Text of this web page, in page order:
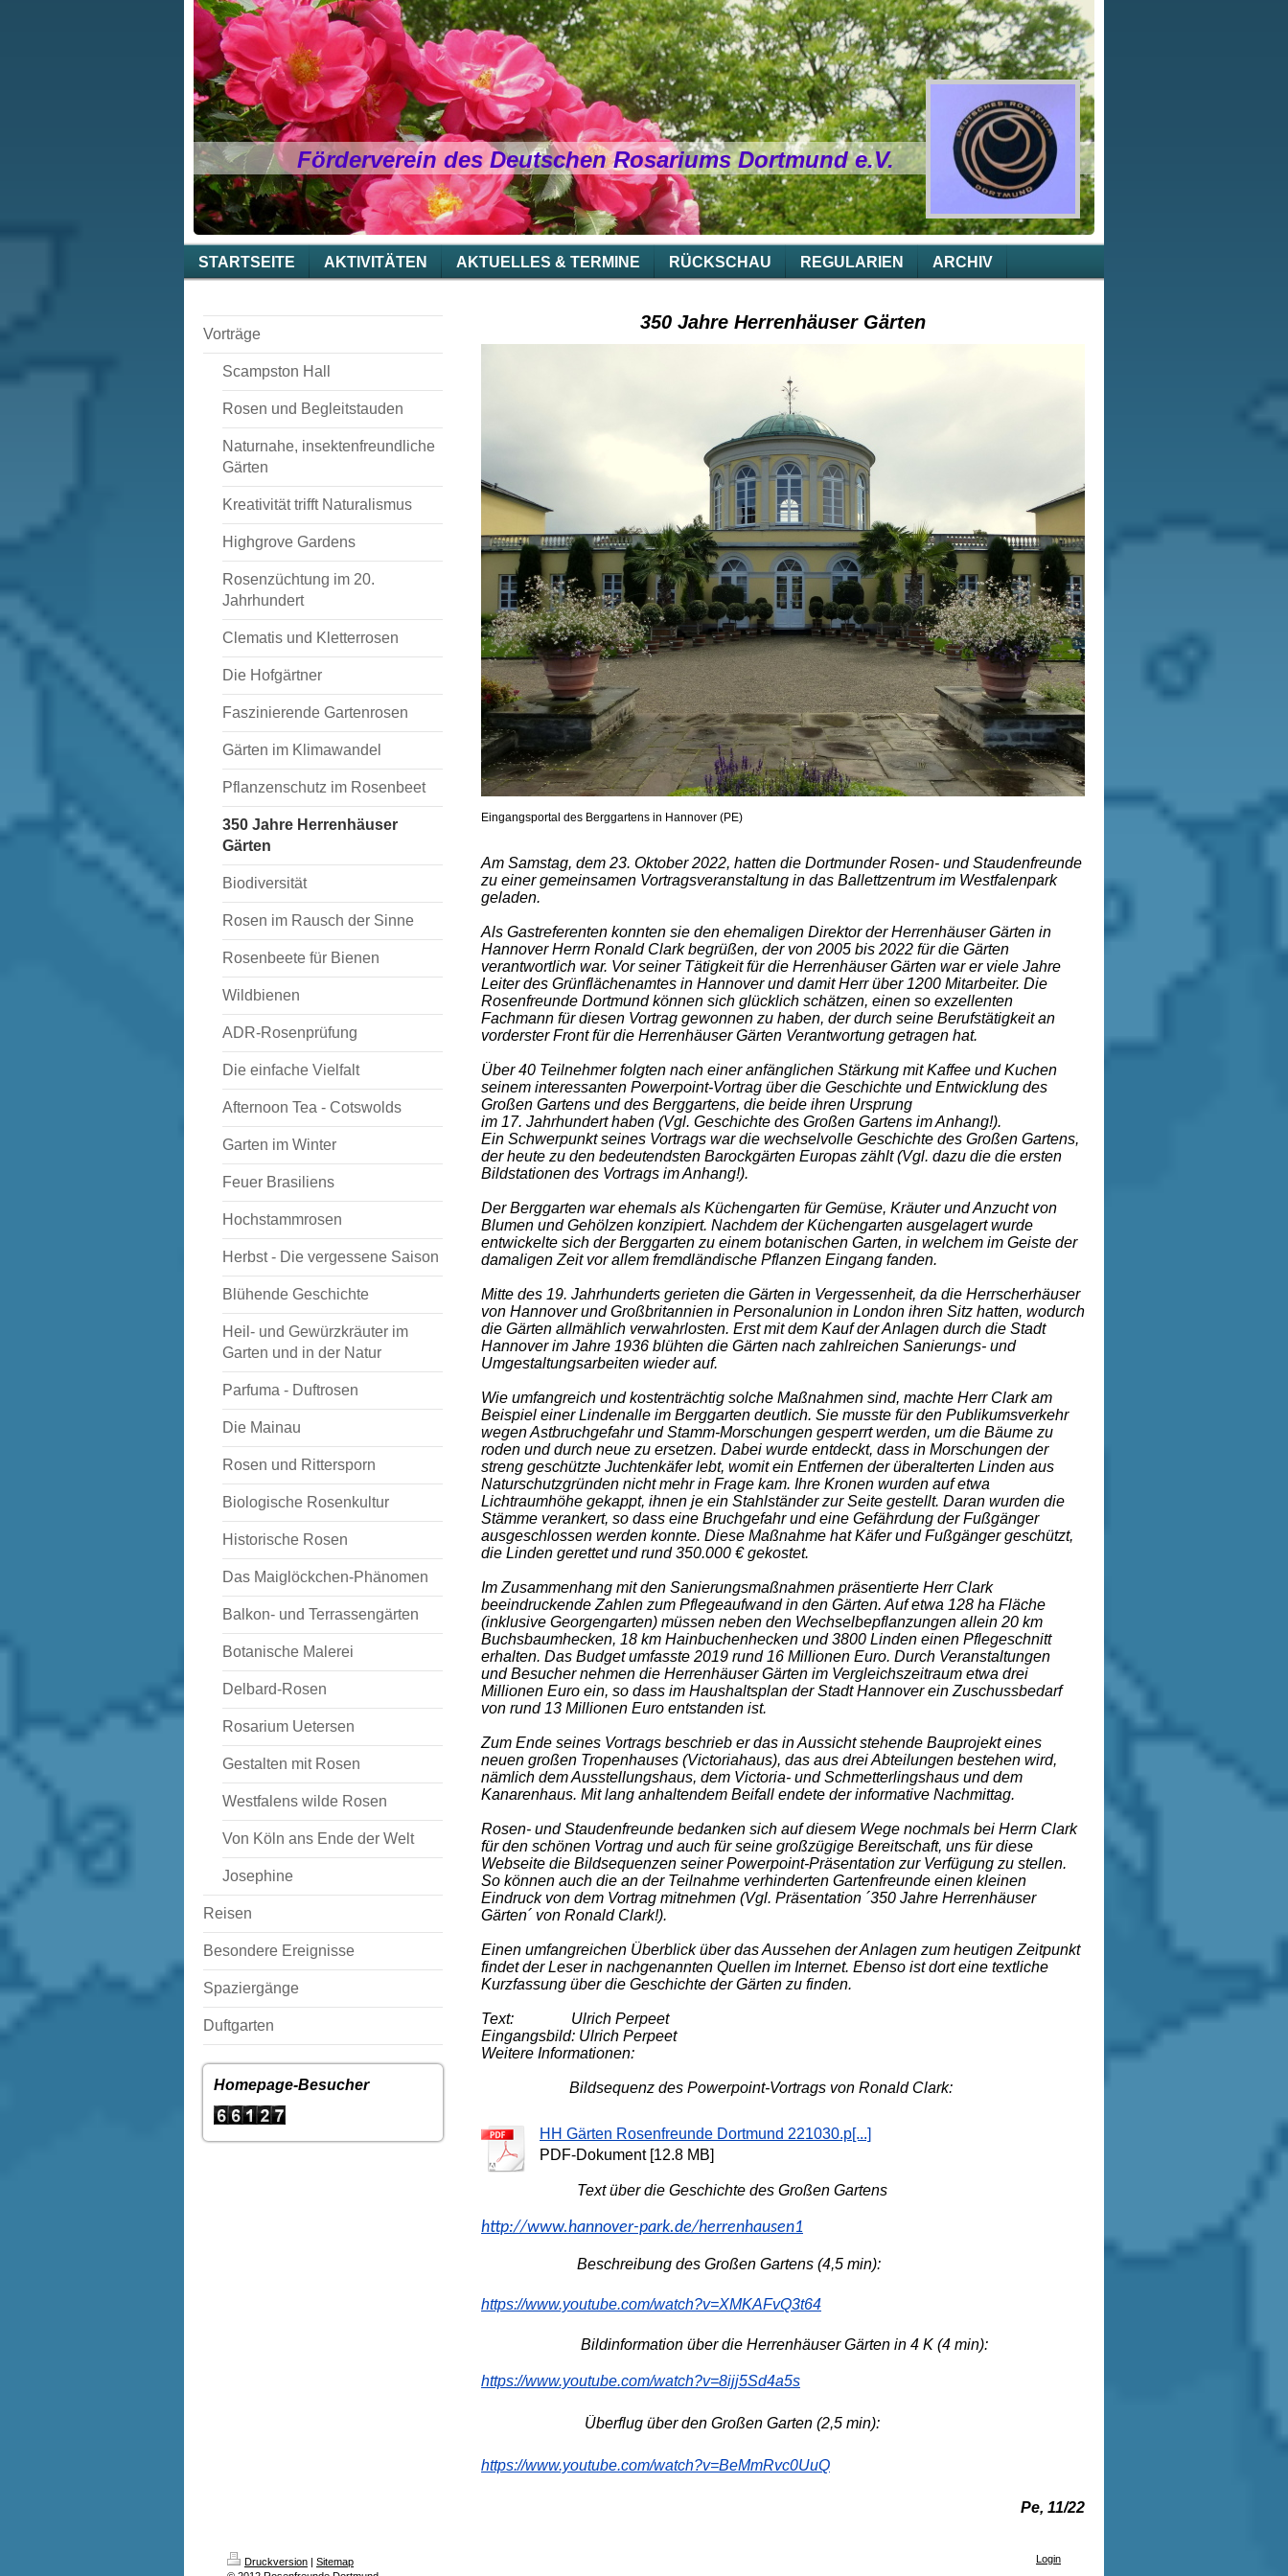
Förderverein des Deutschen Rosariums Dortmund e.V.
STARTSEITE AKTIVITÄTEN AKTUELLES & TERMINE RÜCKSCHAU REGULARIEN ARCHIV
Vorträge
Scampston Hall
Rosen und Begleitstauden
Naturnahe, insektenfreundliche
Gärten
Kreativität trifft Naturalismus
Highgrove Gardens
Rosenzüchtung im 20.
Jahrhundert
Clematis und Kletterrosen
Die Hofgärtner
Faszinierende Gartenrosen
Gärten im Klimawandel
Pflanzenschutz im Rosenbeet
350 Jahre Herrenhäuser
Gärten
Biodiversität
Rosen im Rausch der Sinne
Rosenbeete für Bienen
Wildbienen
ADR-Rosenprüfung
Die einfache Vielfalt
Afternoon Tea - Cotswolds
Garten im Winter
Feuer Brasiliens
Hochstammrosen
Herbst - Die vergessene Saison
Blühende Geschichte
Heil- und Gewürzkräuter im
Garten und in der Natur
Parfuma - Duftrosen
Die Mainau
Rosen und Rittersporn
Biologische Rosenkultur
Historische Rosen
Das Maiglöckchen-Phänomen
Balkon- und Terrassengärten
Botanische Malerei
Delbard-Rosen
Rosarium Uetersen
Gestalten mit Rosen
Westfalens wilde Rosen
Von Köln ans Ende der Welt
Josephine
Reisen
Besondere Ereignisse
Spaziergänge
Duftgarten
Homepage-Besucher
350 Jahre Herrenhäuser Gärten
Eingangsportal des Berggartens in Hannover (PE)
Am Samstag, dem 23. Oktober 2022, hatten die Dortmunder Rosen- und Staudenfreunde
zu einer gemeinsamen Vortragsveranstaltung in das Ballettzentrum im Westfalenpark
geladen.
Als Gastreferenten konnten sie den ehemaligen Direktor der Herrenhäuser Gärten in
Hannover Herrn Ronald Clark begrüßen, der von 2005 bis 2022 für die Gärten
verantwortlich war. Vor seiner Tätigkeit für die Herrenhäuser Gärten war er viele Jahre
Leiter des Grünflächenamtes in Hannover und damit Herr über 1200 Mitarbeiter. Die
Rosenfreunde Dortmund können sich glücklich schätzen, einen so exzellenten
Fachmann für diesen Vortrag gewonnen zu haben, der durch seine Berufstätigkeit an
vorderster Front für die Herrenhäuser Gärten Verantwortung getragen hat.
Über 40 Teilnehmer folgten nach einer anfänglichen Stärkung mit Kaffee und Kuchen
seinem interessanten Powerpoint-Vortrag über die Geschichte und Entwicklung des
Großen Gartens und des Berggartens, die beide ihren Ursprung
im 17. Jahrhundert haben (Vgl. Geschichte des Großen Gartens im Anhang!).
Ein Schwerpunkt seines Vortrags war die wechselvolle Geschichte des Großen Gartens,
der heute zu den bedeutendsten Barockgärten Europas zählt (Vgl. dazu die die ersten
Bildstationen des Vortrags im Anhang!).
Der Berggarten war ehemals als Küchengarten für Gemüse, Kräuter und Anzucht von
Blumen und Gehölzen konzipiert. Nachdem der Küchengarten ausgelagert wurde
entwickelte sich der Berggarten zu einem botanischen Garten, in welchem im Geiste der
damaligen Zeit vor allem fremdländische Pflanzen Eingang fanden.
Mitte des 19. Jahrhunderts gerieten die Gärten in Vergessenheit, da die Herrscherhäuser
von Hannover und Großbritannien in Personalunion in London ihren Sitz hatten, wodurch
die Gärten allmählich verwahrlosten. Erst mit dem Kauf der Anlagen durch die Stadt
Hannover im Jahre 1936 blühten die Gärten nach zahlreichen Sanierungs- und
Umgestaltungsarbeiten wieder auf.
Wie umfangreich und kostenträchtig solche Maßnahmen sind, machte Herr Clark am
Beispiel einer Lindenalle im Berggarten deutlich. Sie musste für den Publikumsverkehr
wegen Astbruchgefahr und Stamm-Morschungen gesperrt werden, um die Bäume zu
roden und durch neue zu ersetzen. Dabei wurde entdeckt, dass in Morschungen der
streng geschützte Juchtenkäfer lebt, womit ein Entfernen der überalterten Linden aus
Naturschutzgründen nicht mehr in Frage kam. Ihre Kronen wurden auf etwa
Lichtraumhöhe gekappt, ihnen je ein Stahlständer zur Seite gestellt. Daran wurden die
Stämme verankert, so dass eine Bruchgefahr und eine Gefährdung der Fußgänger
ausgeschlossen werden konnte. Diese Maßnahme hat Käfer und Fußgänger geschützt,
die Linden gerettet und rund 350.000 € gekostet.
Im Zusammenhang mit den Sanierungsmaßnahmen präsentierte Herr Clark
beeindruckende Zahlen zum Pflegeaufwand in den Gärten. Auf etwa 128 ha Fläche
(inklusive Georgengarten) müssen neben den Wechselbepflanzungen allein 20 km
Buchsbaumhecken, 18 km Hainbuchenhecken und 3800 Linden einen Pflegeschnitt
erhalten. Das Budget umfasste 2019 rund 16 Millionen Euro. Durch Veranstaltungen
und Besucher nehmen die Herrenhäuser Gärten im Vergleichszeitraum etwa drei
Millionen Euro ein, so dass im Haushaltsplan der Stadt Hannover ein Zuschussbedarf
von rund 13 Millionen Euro entstanden ist.
Zum Ende seines Vortrags beschrieb er das in Aussicht stehende Bauprojekt eines
neuen großen Tropenhauses (Victoriahaus), das aus drei Abteilungen bestehen wird,
nämlich dem Ausstellungshaus, dem Victoria- und Schmetterlingshaus und dem
Kanarenhaus. Mit lang anhaltendem Beifall endete der informative Nachmittag.
Rosen- und Staudenfreunde bedanken sich auf diesem Wege nochmals bei Herrn Clark
für den schönen Vortrag und auch für seine großzügige Bereitschaft, uns für diese
Webseite die Bildsequenzen seiner Powerpoint-Präsentation zur Verfügung zu stellen.
So können auch die an der Teilnahme verhinderten Gartenfreunde einen kleinen
Eindruck von dem Vortrag mitnehmen (Vgl. Präsentation ´350 Jahre Herrenhäuser
Gärten´ von Ronald Clark!).
Einen umfangreichen Überblick über das Aussehen der Anlagen zum heutigen Zeitpunkt
findet der Leser in nachgenannten Quellen im Internet. Ebenso ist dort eine textliche
Kurzfassung über die Geschichte der Gärten zu finden.
Text: Ulrich Perpeet
Eingangsbild: Ulrich Perpeet
Weitere Informationen:
Bildsequenz des Powerpoint-Vortrags von Ronald Clark:
HH Gärten Rosenfreunde Dortmund 221030.p[...]
PDF-Dokument [12.8 MB]
Text über die Geschichte des Großen Gartens
http://www.hannover-park.de/herrenhausen1
Beschreibung des Großen Gartens (4,5 min):
https://www.youtube.com/watch?v=XMKAFvQ3t64
Bildinformation über die Herrenhäuser Gärten in 4 K (4 min):
https://www.youtube.com/watch?v=8ijj5Sd4a5s
Überflug über den Großen Garten (2,5 min):
https://www.youtube.com/watch?v=BeMmRvc0UuQ
Pe, 11/22
Druckversion | Sitemap
Login